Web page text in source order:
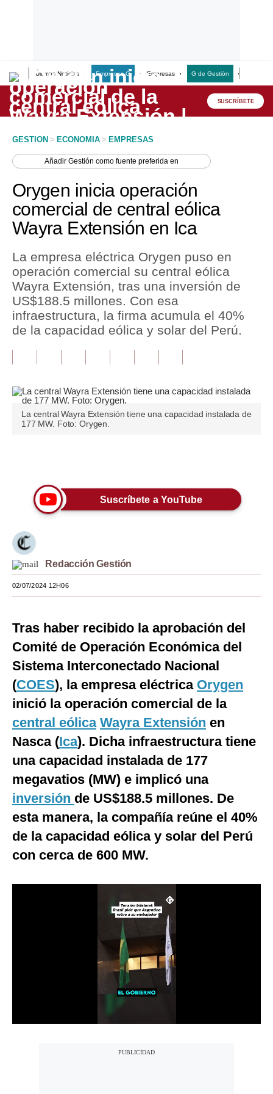
Últimas Noticias Empresas G Empresas G de Gestión
Lo último
Peru Quiosco
Economía
Mercados
Política
Tu Dinero
Finanzas Personales
Opinión
Editorial
Tendencias
Lujo
Viajes
Moda
Estilos
México
España
Internacional
Tecnología
Club del Suscriptor
Mix
Notas Contratadas
Podcast
Gestión TV
SUSCRÍBETE
GESTION > ECONOMIA > EMPRESAS
AñadirGestión como fuente preferida en
Orygen inicia operación
comercial de central eólica
Wayra Extensión en Ica
La empresa eléctrica Orygen puso en
operación comercial su central eólica
Wayra Extensión, tras una inversión de
US$188.5 millones. Con esa
infraestructura, la firma acumula el 40%
de la capacidad eólica y solar del Perú.
La central Wayra Extensión tiene una capacidad instalada de
177 MW. Foto: Orygen.
Suscríbete a YouTube
Redacción Gestión
02/07/2024 12H06
Tras haber recibido la aprobación del
Comité de Operación Económica del
Sistema Interconectado Nacional
(COES), la empresa eléctrica Orygen
inició la operación comercial de la
central eólica Wayra Extensión en
Nasca (Ica). Dicha infraestructura tiene
una capacidad instalada de 177
megavatios (MW) e implicó una
inversión de US$188.5 millones. De
esta manera, la compañía reúne el 40%
de la capacidad eólica y solar del Perú
con cerca de 600 MW.